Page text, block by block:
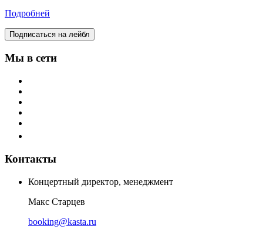
Подробней
Подписаться на лейбл
Мы в сети
Контакты
Концертный директор, менеджмент
Макс Старцев
booking@kasta.ru